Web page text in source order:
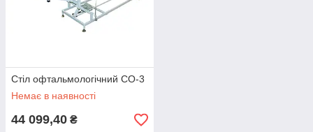
Стіл офтальмологічний СО-3
Немає в наявності
44 099,40 ₴